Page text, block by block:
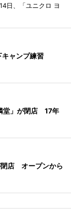
日、「ユニクロ ヨ
ャンプ練習
堂」が閉店 17年
閉店 オープンから